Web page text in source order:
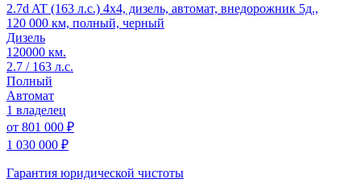
2.7d AT (163 л.с.) 4x4, дизель, автомат, внедорожник 5д.,
120 000 км, полный, черный
Дизель
120000 км.
2.7 / 163 л.с.
Полный
Автомат
1 владелец
от 801 000 ₽
1 030 000 ₽
Гарантия юридической чистоты